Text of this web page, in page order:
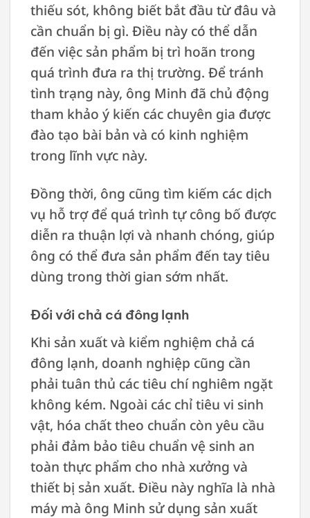
thiếu sót, không biết bắt đầu từ đâu và
cần chuẩn bị gì. Điều này có thể dẫn
đến việc sản phẩm bị trì hoãn trong
quá trình đưa ra thị trường. Để tránh
tình trạng này, ông Minh đã chủ động
tham khảo ý kiến các chuyên gia được
đào tạo bài bản và có kinh nghiệm
trong lĩnh vực này.
Đồng thời, ông cũng tìm kiếm các dịch
vụ hỗ trợ để quá trình tự công bố được
diễn ra thuận lợi và nhanh chóng, giúp
ông có thể đưa sản phẩm đến tay tiêu
dùng trong thời gian sớm nhất.
Đối với chả cá đông lạnh
Khi sản xuất và kiểm nghiệm chả cá
đông lạnh, doanh nghiệp cũng cần
phải tuân thủ các tiêu chí nghiêm ngặt
không kém. Ngoài các chỉ tiêu vi sinh
vật, hóa chất theo chuẩn còn yêu cầu
phải đảm bảo tiêu chuẩn vệ sinh an
toàn thực phẩm cho nhà xưởng và
thiết bị sản xuất. Điều này nghĩa là nhà
máy mà ông Minh sử dụng sản xuất